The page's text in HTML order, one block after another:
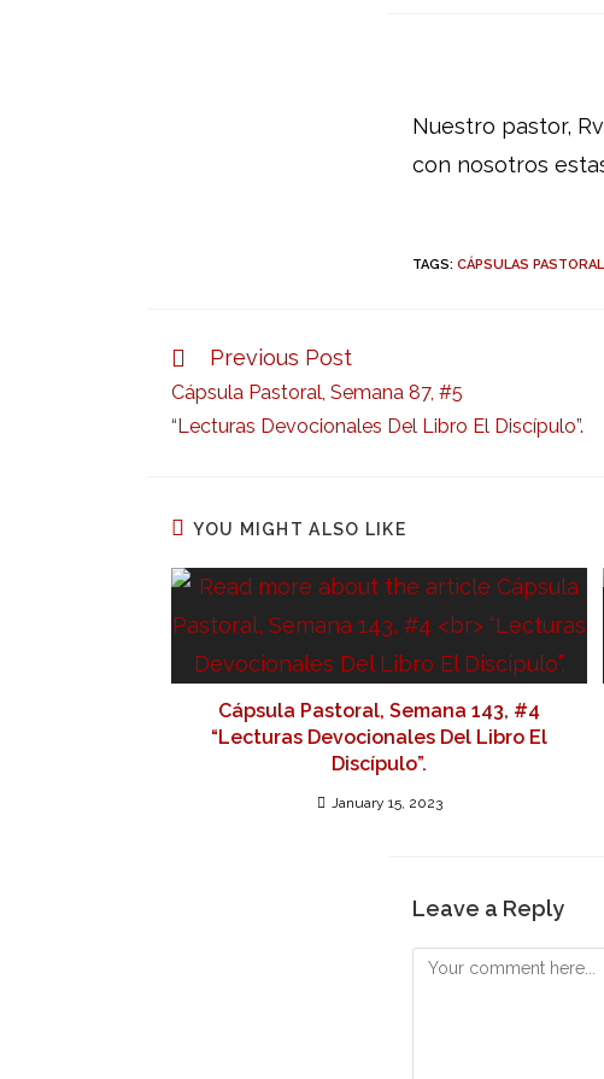
Nuestro pastor,
con nosotros
TAGS: CÁPSULAS
Previous Post
Cápsula Pastoral, Semana 87, #5
“Lecturas Devocionales Del Libro El Discípulo”.
YOU MIGHT ALSO LIKE
Cápsula Pastoral, Semana 143, #4
“Lecturas Devocionales Del Libro El
Discípulo”.
January 15, 2023
Leave a Reply